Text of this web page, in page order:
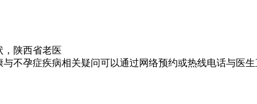
陕西省老医
症疾病相关疑问可以通过网络预约或热线电话与医生